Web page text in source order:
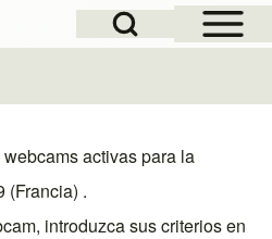
Open Sidebar
Open Search Block
activas para la
(Francia) .
introduzca sus criterios en